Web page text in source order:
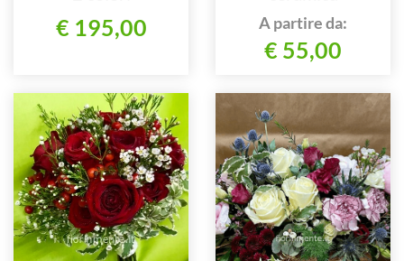
€ 195,00 A partire da:
€ 55,00